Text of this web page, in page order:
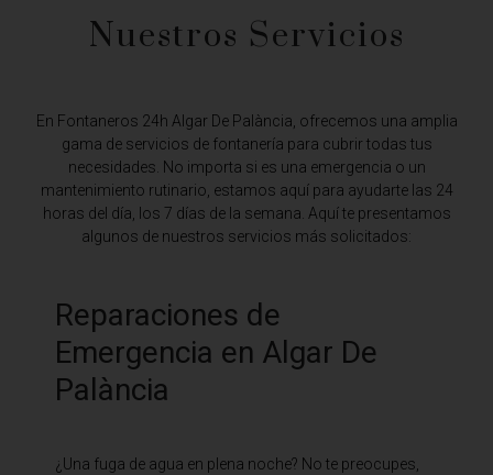
Nuestros Servicios
En Fontaneros 24h Algar De Palància, ofrecemos una amplia
gama de servicios de fontanería para cubrir todas tus
necesidades. No importa si es una emergencia o un
mantenimiento rutinario, estamos aquí para ayudarte las 24
horas del día, los 7 días de la semana. Aquí te presentamos
algunos de nuestros servicios más solicitados:
Reparaciones de
Emergencia en Algar De
Palància
¿Una fuga de agua en plena noche? No te preocupes,